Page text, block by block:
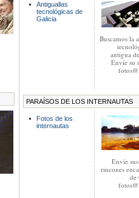
Buscamos la
antigua
Envíe su
Antiguallas
tecnológicas de
Galicia
PARAÍSOS DE LOS INTERNAUTAS
Envíe
rincones
de
Fotos de los
internautas